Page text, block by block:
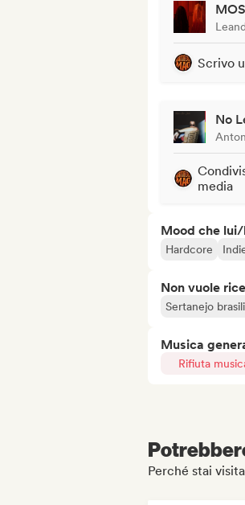
Scrivo
No
media
Mood che
Hardcore
Non vuole
Sertanejo
Musica
Rifiuta
Perché stai